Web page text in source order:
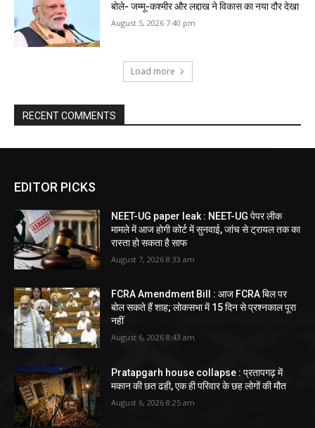
बोले- जम्मू-कश्मीर और लद्दाख ने विकास का नया दौर देखा
August 5, 2026 7:40 pm
Load more
RECENT COMMENTS
EDITOR PICKS
NEET-UG paper leak : NEET-UG पेपर लीक
मामले में आज होगी कोर्ट में सुनवाई, जांच से ट्रायल तक का
रास्ता हो सकता है साफ
August 7, 2026 8:33 am
FCRA Amendment Bill : आज FCRA बिल पर
बोल सकते हैं शाह; लोकसभा में 15 दिन से प्रश्नकाल पूरा
नहीं
August 6, 2026 8:43 am
Pratapgarh house collapse : प्रतापगढ़ में
मकान की छत ढही, एक ही परिवार के छह लोगों की मौत
August 6, 2026 8:25 am